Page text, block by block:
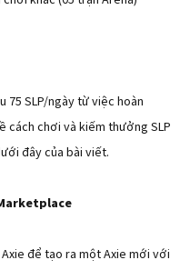
SLP/ngày từ việc hoàn
cách chơi và kiếm thưởng SLP
đây của bài viết.
để tạo ra một Axie mới với